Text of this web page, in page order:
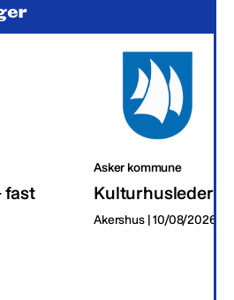
fast
Asker kommune
Kulturhusleder
Akershus | 10/08/2026